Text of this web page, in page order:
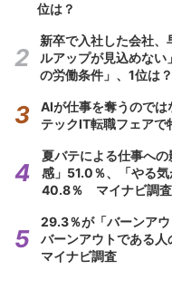
位は？
新卒で入社した会社
ルアップが見込めな
の労働条件」、1位は？
AIが仕事を奪うので
テックIT転職フェアで
夏バテによる仕事へ
感」51.0％、「やる気
40.8％ マイナビ調査
29.3％が「バーンア
バーンアウトである
マイナビ調査